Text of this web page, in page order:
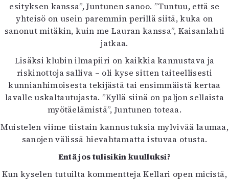
esityksen kanssa”, Juntunen sanoo. ”Tuntuu, että se
yhteisö on usein paremmin perillä siitä, kuka on
sanonut mitäkin, kuin me Lauran kanssa”, Kaisanlahti
jatkaa.
Lisäksi klubin ilmapiiri on kaikkia kannustava ja
riskinottoja salliva – oli kyse sitten taiteellisesti
kunnianhimoisesta tekijästä tai ensimmäistä kertaa
lavalle uskaltautujasta. ”Kyllä siinä on paljon sellaista
myötäelämistä”, Juntunen toteaa.
Muistelen viime tiistain kannustuksia mylvivää laumaa,
sanojen välissä hievahtamatta istuvaa otusta.
Entä jos tulisikin kuulluksi?
Kun kyselen tutuilta kommentteja Kellari open micistä,